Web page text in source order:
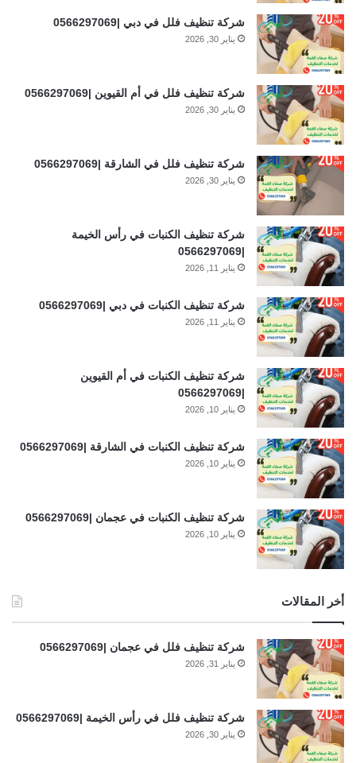
شركة تنظيف فلل في دبي |0566297069
يناير 30, 2026
شركة تنظيف فلل في أم القيوين |0566297069
يناير 30, 2026
شركة تنظيف فلل في الشارقة |0566297069
يناير 30, 2026
شركة تنظيف الكنبات في رأس الخيمة
|0566297069
يناير 11, 2026
شركة تنظيف الكنبات في دبي |0566297069
يناير 11, 2026
شركة تنظيف الكنبات في أم القيوين
|0566297069
يناير 10, 2026
شركة تنظيف الكنبات في الشارقة |0566297069
يناير 10, 2026
شركة تنظيف الكنبات في عجمان |0566297069
يناير 10, 2026
أخر المقالات
شركة تنظيف فلل في عجمان |0566297069
يناير 31, 2026
شركة تنظيف فلل في رأس الخيمة |0566297069
يناير 30, 2026